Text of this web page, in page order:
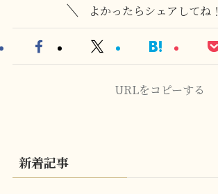
よかったらシェアしてね！
URLをコピーする
新着記事